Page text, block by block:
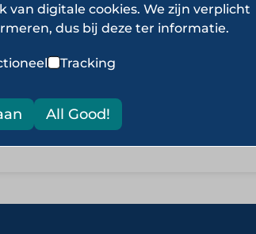
Ervaring in de sector Laurens
binnen foodservice en hospitality,
Lees meer
van digitale cookies. We zijn verplicht
dus bij deze ter informatie.
Tracking
All Good!